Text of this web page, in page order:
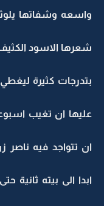
واسعه وشفاتها
شعرها الاسود
بتدرجات كثيرة
عليها ان تغيب
ان تتواجد فيه ناصر
ابدا الى بيته ثانية